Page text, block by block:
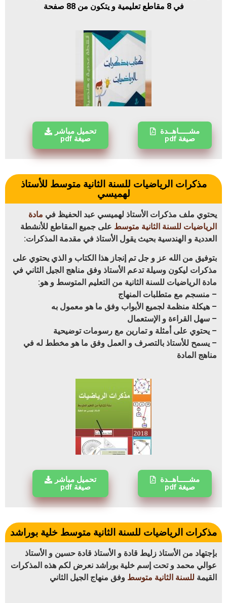
في 8 مقاطع تعليمية و يتكون من 88 صفحة
مشـــــاهــدة
صيغة pdf
تحميل مباشر
صيغة pdf
مذكرات الرياضيات للسنة الثانية متوسط للأستاذ
لهميسي
يحتوي ملف مذكرات الأستاذ لهميسي عبد الحفيظ في مادة
الرياضيات للسنة الثانية متوسط على جميع المقاطع للأنشطة
العددية و الهندسية بحيث يقول الأستاذ في مقدمة المذكرات:
بتوفيق من الله عز و جل تم إنجاز هذا الكتاب و الذي يحتوي على
مذكرات ليكون وسيلة تدعم الأستاذ وفق مناهج الجيل الثاني في
مادة الرياضيات للسنة الثانية من التعليم المتوسط و هو:
– منسجم مع متطلبات المنهاج
– هيكلة منظمة لجميع الأبواب وفق ما هو معمول به
– سهل القراءة و الإستعمال
– يحتوي على أمثلة و تمارين مع رسومات توضيحية
– يسمح للأستاذ بالتصرف و العمل وفق ما هو مخطط له في
مناهج المادة
مشـــــاهــدة
صيغة pdf
تحميل مباشر
صيغة pdf
مذكرات الرياضيات للسنة الثانية متوسط خلية بوراشد
بإجتهاد من الأستاذ زليط قادة و الأستاذ قادة حسين و الأستاذ
عوالي محمد و تحت إسم خلية بوراشد نعرض لكم هذه المذكرات
القيمة للسنة الثانية متوسط وفق منهاج الجيل الثاني